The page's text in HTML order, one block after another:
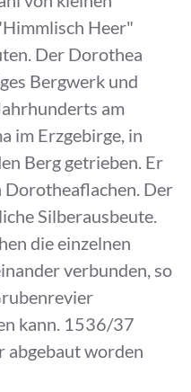
Heer"
Der Dorothea
Bergwerk und
am
im Erzgebirge, in
Berg getrieben. Er
Dorotheaflachen. Der
Silberausbeute.
die einzelnen
verbunden, so
kann. 1536/37
abgebaut worden